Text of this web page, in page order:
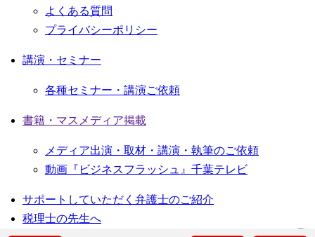
よくある質問
プライバシーポリシー
講演・セミナー
各種セミナー・講演ご依頼
書籍・マスメディア掲載
メディア出演・取材・講演・執筆のご依頼
動画『ビジネスフラッシュ』千葉テレビ
サポートしていただく弁護士のご紹介
税理士の先生へ